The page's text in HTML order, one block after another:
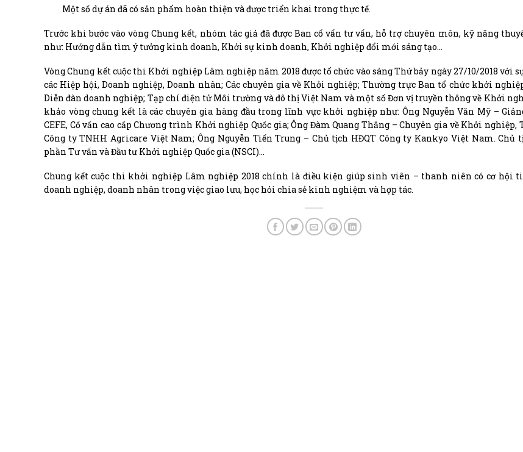
Một số dự án đã có sản phẩm hoàn thiện và được triển khai trong thực tế.
Trước khi bước vào vòng Chung kết, nhóm tác giả đã được Ban cố vấn tư vấn, hỗ trợ chuyên môn, kỹ năng
như: Hướng dẫn tìm ý tưởng kinh doanh, Khởi sự kinh doanh, Khởi nghiệp đổi mới sáng tạo…
Vòng Chung kết cuộc thi Khởi nghiệp Lâm nghiệp năm 2018 được tổ chức vào sáng Thứ bảy ngày 27/10/2018 với
các Hiệp hội, Doanh nghiệp, Doanh nhân; Các chuyên gia về Khởi nghiệp; Thường trực Ban tổ chức khởi
Diễn đàn doanh nghiệp; Tạp chí điện tử Môi trường và đô thị Việt Nam và một số Đơn vị truyền thông về Khởi
khảo vòng chung kết là các chuyên gia hàng đầu trong lĩnh vực khởi nghiệp như: Ông Nguyễn Văn Mỹ –
CEFE, Cố vấn cao cấp Chương trình Khởi nghiệp Quốc gia; Ông Đàm Quang Thắng – Chuyên gia về Khởi nghiệp,
Công ty TNHH Agricare Việt Nam; Ông Nguyễn Tiến Trung – Chủ tịch HĐQT Công ty Kankyo Việt Nam. Chủ
phần Tư vấn và Đầu tư Khởi nghiệp Quốc gia (NSCI)…
Chung kết cuộc thi khởi nghiệp Lâm nghiệp 2018 chính là điều kiện giúp sinh viên – thanh niên có cơ hội
doanh nghiệp, doanh nhân trong việc giao lưu, học hỏi chia sẻ kinh nghiệm và hợp tác.